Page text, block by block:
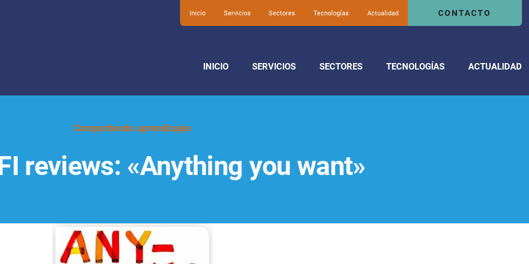
Inicio Servicios Sectores Tecnologías Actualidad CONTACTO
INICIO SERVICIOS SECTORES TECNOLOGÍAS ACTUALIDAD
Compartiendo aprendizajes
reviews: «Anything you want»